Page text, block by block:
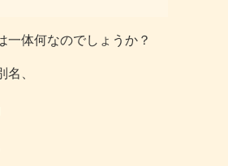
一体何なのでしょうか？
、